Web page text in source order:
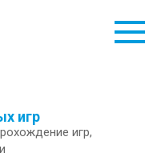
игр
игр,